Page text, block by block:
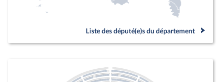
Liste des député(e)s du département